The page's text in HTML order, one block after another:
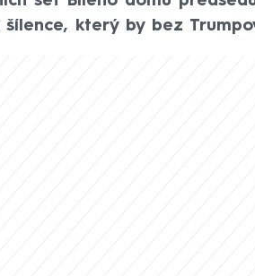
šílence, který by bez